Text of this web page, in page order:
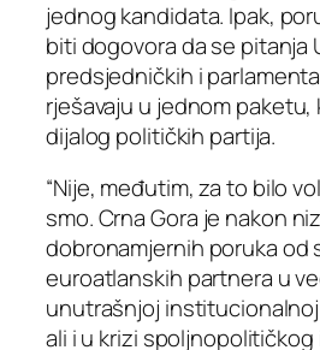
jednog kandidata. Ipak,
biti dogovora da se pitanja
predsjedničkih i
rješavaju u jednom
dijalog političkih partija.
“Nije, međutim, za to bilo
smo. Crna Gora je nakon
dobronamjernih poruka od
euroatlanskih partnera u
unutrašnjoj
ali i u krizi